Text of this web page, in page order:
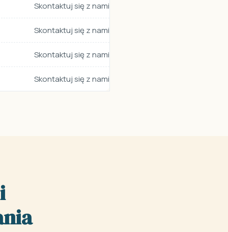
Skontaktuj się z nami
Skontaktuj się z nami
Skontaktuj się z nami
Skontaktuj się z nami